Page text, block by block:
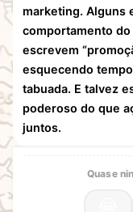
marketing. Alguns
comportamento
escrevem
esquecendo
tabuada. E talvez
poderoso do que
juntos.
Quase